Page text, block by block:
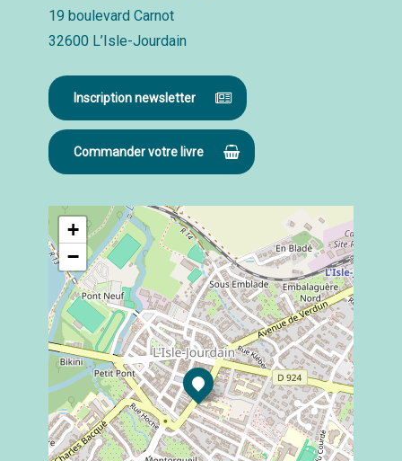
19 boulevard Carnot
32600 L’Isle-Jourdain
Inscription newsletter
Commander votre livre
+
−